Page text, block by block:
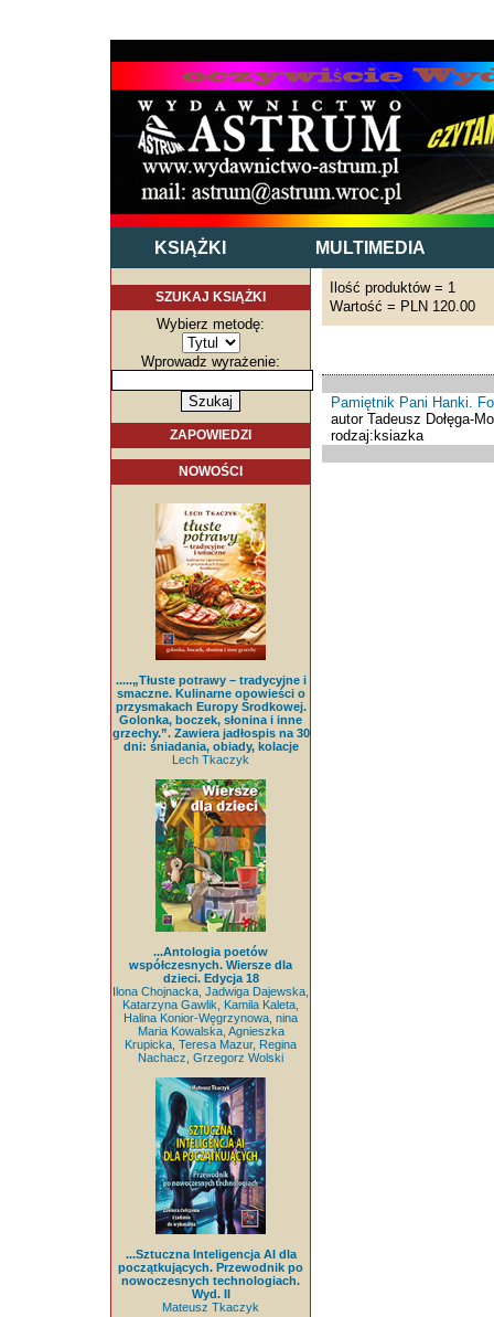
KSIĄŻKI MULTIMEDIA
SZUKAJ KSIĄŻKI
Wybierz metodę:
Wprowadz wyrażenie:
ZAPOWIEDZI
NOWOŚCI
.....„Tłuste potrawy – tradycyjne i
smaczne. Kulinarne opowieści o
przysmakach Europy Środkowej.
Golonka, boczek, słonina i inne
grzechy.”. Zawiera jadłospis na 30
dni: śniadania, obiady, kolacje
Lech Tkaczyk
...Antologia poetów
współczesnych. Wiersze dla
dzieci. Edycja 18
Ilona Chojnacka, Jadwiga Dajewska,
Katarzyna Gawlik, Kamila Kaleta,
Halina Konior-Węgrzynowa, nina
Maria Kowalska, Agnieszka
Krupicka, Teresa Mazur, Regina
Nachacz, Grzegorz Wolski
...Sztuczna Inteligencja AI dla
początkujących. Przewodnik po
nowoczesnych technologiach.
Wyd. II
Mateusz Tkaczyk
Ilość produktów = 1
Wartość = PLN 120.00
Pamiętnik Pani Hanki.
autor Tadeusz Dołęga-
rodzaj:ksiazka